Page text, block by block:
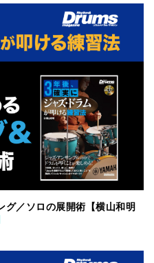
グ／ソロの展開術【横山和明